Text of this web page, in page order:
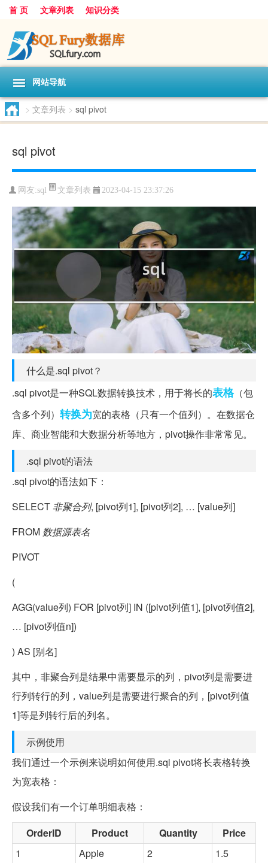
首 页 文章列表 知识分类
网站导航
> 文章列表 > sql pivot
sql pivot
网友:sql 文章列表 2023-04-15 23:37:26
什么是.sql pivot？
.sql pivot是一种SQL数据转换技术，用于将长的表格（包
含多个列） 转换为宽的表格（只有一个值列）。在数据仓
库、商业智能和大数据分析等地方，pivot操作非常常见。
.sql pivot的语法
.sql pivot的语法如下：
SELECT 非聚合列, [pivot列1], [pivot列2], … [value列]
FROM 数据源表名
PIVOT
(
AGG(value列) FOR [pivot列] IN ([pivot列值1], [pivot列值2],
… [pivot列值n])
) AS [别名]
其中，非聚合列是结果中需要显示的列，pivot列是需要进
行列转行的列，value列是需要进行聚合的列，[pivot列值
1]等是列转行后的列名。
示例使用
我们通过一个示例来说明如何使用.sql pivot将长表格转换
为宽表格：
假设我们有一个订单明细表格：
OrderID
Product Quantity
Price
1
Apple 2
1.5